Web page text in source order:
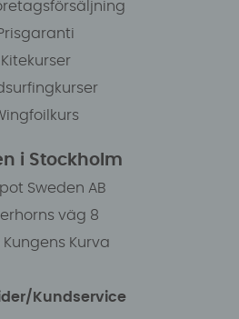
Kitekurser
i Stockholm
Sweden AB
väg 8
Kungens Kurva
Kundservice